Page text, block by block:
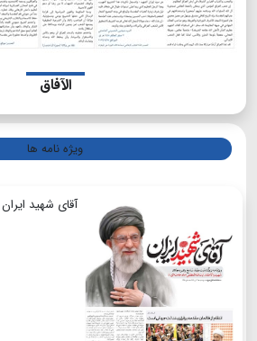
الآفاق
ویژه نامه ها
آقای شهید ایران